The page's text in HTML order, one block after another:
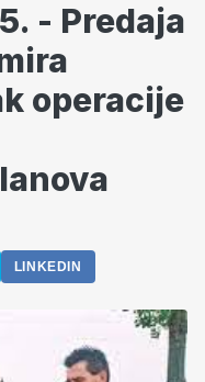
- Predaja
operacije
LINKEDIN